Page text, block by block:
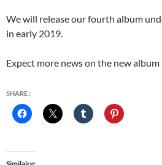
We will release our fourth album
in early 2019.
Expect more news on the new album
SHARE :